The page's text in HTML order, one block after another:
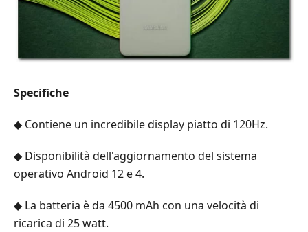
Specifiche
◆ Contiene un incredibile display piatto di 120Hz.
◆ Disponibilità dell'aggiornamento del sistema
operativo Android 12 e 4.
◆ La batteria è da 4500 mAh con una velocità di
ricarica di 25 watt.